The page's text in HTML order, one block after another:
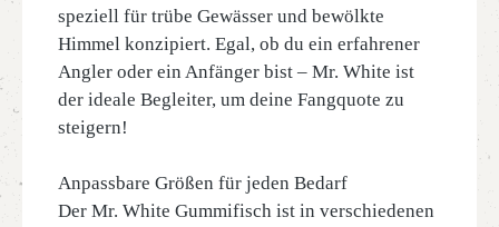
speziell für trübe Gewässer und bewölkte
Himmel konzipiert. Egal, ob du ein erfahrener
Angler oder ein Anfänger bist – Mr. White ist
der ideale Begleiter, um deine Fangquote zu
steigern!
Anpassbare Größen für jeden Bedarf
Der Mr. White Gummifisch ist in verschiedenen